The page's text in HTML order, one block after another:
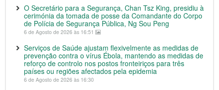
O Secretário para a Segurança, Chan Tsz King, presidiu à
cerimónia da tomada de posse da Comandante do Corpo
de Polícia de Segurança Pública, Ng Sou Peng
6 de Agosto de 2026 às 16:51
Serviços de Saúde ajustam flexivelmente as medidas de
prevenção contra o vírus Ébola, mantendo as medidas de
reforço de controlo nos postos fronteiriços para três
países ou regiões afectados pela epidemia
6 de Agosto de 2026 às 16:30